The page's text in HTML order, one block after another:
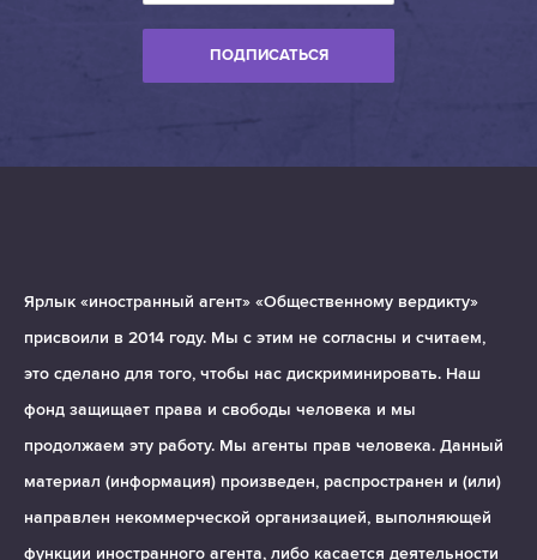
ПОДПИСАТЬСЯ
Ярлык «иностранный агент» «Общественному вердикту»
присвоили в 2014 году. Мы с этим не согласны и считаем,
это сделано для того, чтобы нас дискриминировать. Наш
фонд защищает права и свободы человека и мы
продолжаем эту работу. Мы агенты прав человека. Данный
материал (информация) произведен, распространен и (или)
направлен некоммерческой организацией, выполняющей
функции иностранного агента, либо касается деятельности